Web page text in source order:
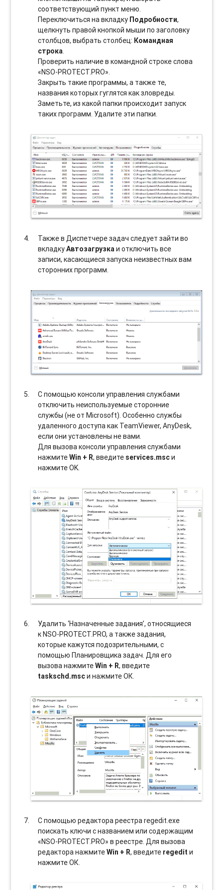
соотвeтствующий пункт меню.
Переключиться на вкладку Подробности,
щелкнуть правой кнопкой мыши по заголовку
столбцов, выбрать столбец: Командная
строка.
Проверить наличие в командной строке слова
«NSO-PROTECT.PRO».
Закрыть такие программы, а также те,
названия которых гуглятся как зловреды.
Заметьте, из какой папки происходит запуск
таких программ. Удалите эти папки.
Также в Диспетчере задач следует зайти во
вкладкуАвтозагрузкаи отключить все
записи, касающиеся запуска неизвестных вам
сторонних программ.
С помощью консоли управления службами
отключить неиспользуемые сторонние
службы (не от Microsoft). Особенно службы
удаленного доступа как TeamViewer, AnyDesk,
если они установлены не вами.
Для вызова консоли управления службами
нажмитеWin + R, введите services.mscи
нажмите OK.
Удалить ‘Назначенные задания’, относящиеся
к NSO-PROTECT.PRO, а также задания,
которые кажутся подозрительными, с
помощью Планировщика задач. Для его
вызова нажмитеWin + R, введите
taskschd.mscи нажмите ОК.
С помощью редактора реестра regedit.exe
поискать ключи с названием или содержащим
«NSO-PROTECT.PRO» в реестре. Для вызова
редактора нажмитеWin + R, введите regedit и
нажмите ОК.